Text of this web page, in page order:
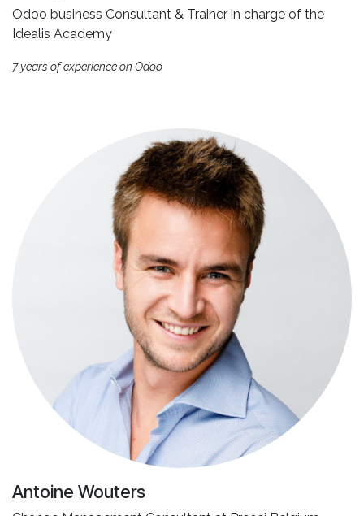
Odoo business Consultant & Trainer in charge of the
Idealis Academy
7 years of experience on Odoo
Antoine Wouters